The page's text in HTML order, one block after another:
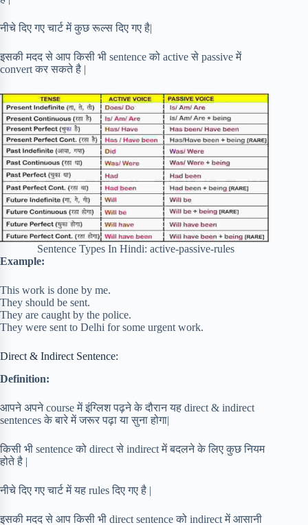
नीचे दिए गए चार्ट में कुछ रूल्स दिए गए है|
इसकी मदद से आप किसी भी sentence को active से passive में
convert कर सकते है |
Sentence Types In Hindi: active-passive-rules
Example:
This work is done by me.
They should be sent.
They are caught by the police.
They were sent to Delhi for some urgent work.
Direct & Indirect Sentence:
Definition:
आपने अपने course में इंग्लिश पढ़ने के दौरान यह direct & indirect
sentences के बारे में जरूर पढ़ा या सुना होगा|
किसी भी sentence को direct से indirect में बदलने के लिए कुछ नियम
होते है |
नीचे दिए गए चार्ट में यह rules दिए गए है |
इसकी मदद से आप किसी भी direct sentence को indirect में आसानी